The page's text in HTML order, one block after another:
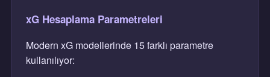
xG Hesaplama Parametreleri
Modern xG modellerinde 15 farklı parametre
kullanılıyor: